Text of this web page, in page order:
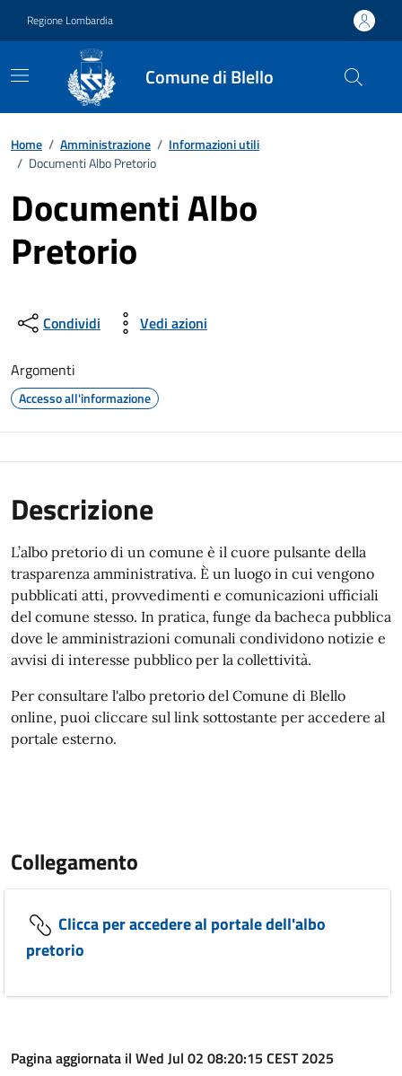
Regione Lombardia
Comune di Blello
Home / Amministrazione / Informazioni utili
/ Documenti Albo Pretorio
Documenti Albo
Pretorio
Condividi Vedi azioni
Argomenti
Accesso all'informazione
Descrizione
L’albo pretorio di un comune è il cuore pulsante della
trasparenza amministrativa. È un luogo in cui vengono
pubblicati atti, provvedimenti e comunicazioni ufficiali
del comune stesso. In pratica, funge da bacheca pubblica
dove le amministrazioni comunali condividono notizie e
avvisi di interesse pubblico per la collettività.
Per consultare l'albo pretorio del Comune di Blello
online, puoi cliccare sul link sottostante per accedere al
portale esterno.
Collegamento
Clicca per accedere al portale dell'albo
pretorio
Pagina aggiornata il Wed Jul 02 08:20:15 CEST 2025